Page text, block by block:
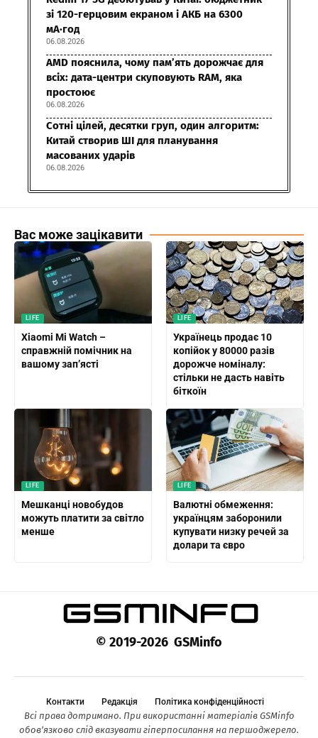
зі 120-герцовим екраном і АКБ на 6300
мА·год
06.08.2026
AMD пояснила, чому пам’ять дорожчає для
всіх: дата-центри скуповують RAM, яка
простоює
06.08.2026
Сотні цілей, десятки груп, один алгоритм:
Китай створив ШІ для планування
масованих ударів
06.08.2026
Вас може зацікавити
LIFE
Xiaomi Mi Watch –
справжній помічник на
вашому зап’ясті
LIFE
Українець продає 10
копійок у 80000 разів
дорожче номіналу:
стільки не дасть навіть
біткоїн
LIFE
Мешканці новобудов
можуть платити за світло
менше
LIFE
Валютні обмеження:
українцям заборонили
купувати низку речей за
долари та євро
© 2019-2026 GSMinfo
Контакти Редакція Політика конфіденційності
Всі права дотримано. При використанні матеріалів GSMinfo
обов’язково слід вказувати гіперпосилання на першоджерело.